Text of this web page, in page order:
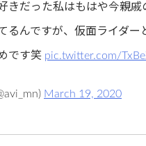
きだった私はもはや今親
るんですが、仮面ライダ
です笑 pic.twitter.com/
March 19, 2020